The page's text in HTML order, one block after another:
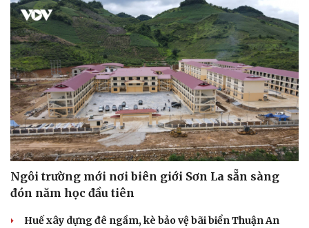
Cây thuốc
Sản phụ khoa
Nhi khoa
Nam khoa
Làm đẹp - giảm cân
Phòng mạch online
Ăn sạch sống khỏe
Blog
Tình yêu - Gia đình
Ngôi trường mới nơi biên giới Sơn La sẵn sàng
đón năm học đầu tiên
Huế xây dựng đê ngầm, kè bảo vệ bãi biển Thuận An